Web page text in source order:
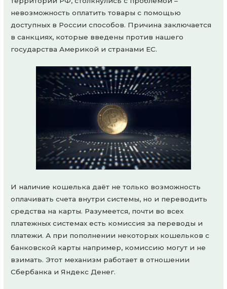
невозможность оплатить товары с помощью
доступных в России способов. Причина заключается
в санкциях, которые введены против нашего
государства Америкой и странами ЕС.
И наличие кошелька даёт не только возможность
оплачивать счета внутри системы, но и переводить
средства на карты. Разумеется, почти во всех
платежных системах есть комиссия за переводы и
платежи. А при пополнении некоторых кошельков с
банковской карты например, комиссию могут и не
взимать. Этот механизм работает в отношении
Сбербанка и Яндекс Денег.